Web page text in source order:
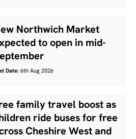
Northwich Market
to open in mid-
Date: 6th Aug 2026
family travel boost as
ride buses for free
Cheshire West and